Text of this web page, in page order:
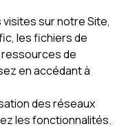
sur notre Site,
les fichiers de
de
en accédant à
des réseaux
les fonctionnalités.